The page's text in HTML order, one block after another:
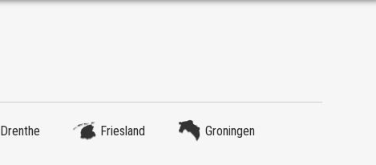
Drenthe Friesland
Groningen